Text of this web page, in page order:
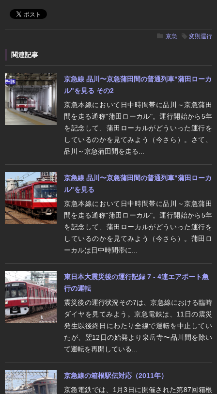
京急 変則運行
関連記事
京急線 品川〜京急蒲田間の普通列車"蒲田ローカ
ル"を見る その2
京急本線において日中時間帯に品川～京急蒲田
間を走る通称"蒲田ローカル"。運行開始から5年
を記念して、蒲田ローカルがどういった運行を
しているのかを見てみよう（今さら）。さて、
品川～京急蒲田間を走る...
京急線 品川〜京急蒲田間の普通列車"蒲田ローカ
ル"を見る
京急本線において日中時間帯に品川～京急蒲田
間を走る通称"蒲田ローカル"。運行開始から5年
を記念して、蒲田ローカルがどういった運行を
しているのかを見てみよう（今さら）。蒲田ロ
ーカルは日中時間帯に...
東日本大震災後の運行記録 7 - 4連エアポート急
行の運転
震災後の運行状況その7は、京急線における臨時
ダイヤを見てみよう。京急電鉄は、11日の震災
発生以後終日にわたり全線で運転を中止してい
たが、翌12日の始発より泉岳寺〜品川間を除い
て運転を再開している...
京急線の箱根駅伝対応（2011年）
京急電鉄では、1月3日に開催された第87回箱根